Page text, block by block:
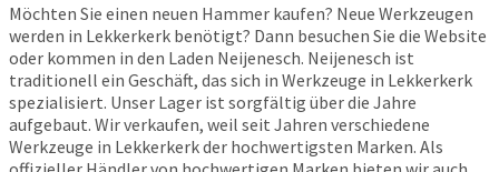
Möchten Sie einen neuen Hammer kaufen? Neue Werkzeugen
werden in Lekkerkerk benötigt? Dann besuchen Sie die Website
oder kommen in den Laden Neijenesch. Neijenesch ist
traditionell ein Geschäft, das sich in Werkzeuge in Lekkerkerk
spezialisiert. Unser Lager ist sorgfältig über die Jahre
aufgebaut. Wir verkaufen, weil seit Jahren verschiedene
Werkzeuge in Lekkerkerk der hochwertigsten Marken. Als